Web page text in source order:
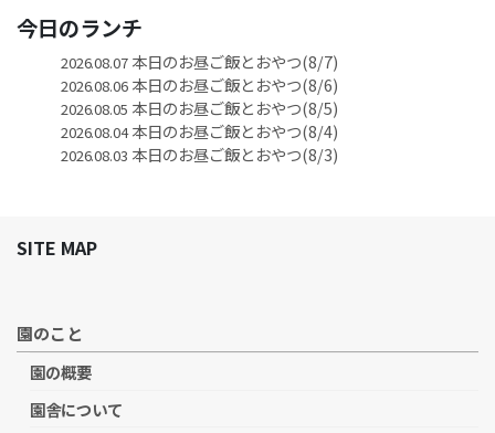
今日のランチ
2026.08.07本日のお昼ご飯とおやつ(8/7)
2026.08.06本日のお昼ご飯とおやつ(8/6)
2026.08.05 本日のお昼ご飯とおやつ(8/5)
2026.08.04本日のお昼ご飯とおやつ(8/4)
2026.08.03 本日のお昼ご飯とおやつ(8/3)
SITE MAP
園のこと
園の概要
園舎について